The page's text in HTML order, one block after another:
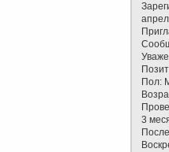
Пол:
3